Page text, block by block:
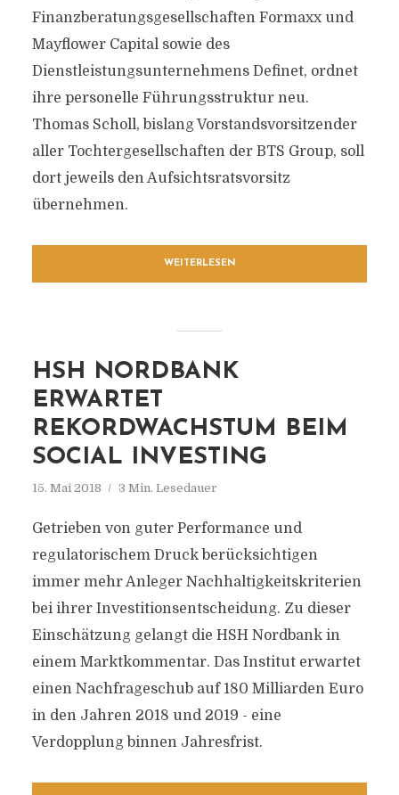
Finanzberatungsgesellschaften Formaxx und
Mayflower Capital sowie des
Dienstleistungsunternehmens Definet, ordnet
ihre personelle Führungsstruktur neu.
Thomas Scholl, bislang Vorstandsvorsitzender
aller Tochtergesellschaften der BTS Group, soll
dort jeweils den Aufsichtsratsvorsitz
übernehmen.
WEITERLESEN
HSH NORDBANK
ERWARTET
REKORDWACHSTUM BEIM
SOCIAL INVESTING
15. Mai 2018 3 Min. Lesedauer
Getrieben von guter Performance und
regulatorischem Druck berücksichtigen
immer mehr Anleger Nachhaltigkeitskriterien
bei ihrer Investitionsentscheidung. Zu dieser
Einschätzung gelangt die HSH Nordbank in
einem Marktkommentar. Das Institut erwartet
einen Nachfrageschub auf 180 Milliarden Euro
in den Jahren 2018 und 2019 - eine
Verdopplung binnen Jahresfrist.